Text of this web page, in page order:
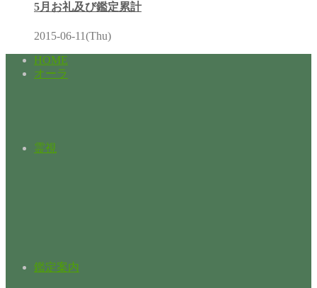
5月お礼及び鑑定累計
2015-06-11(Thu)
HOME
オーラ
霊視
鑑定案内